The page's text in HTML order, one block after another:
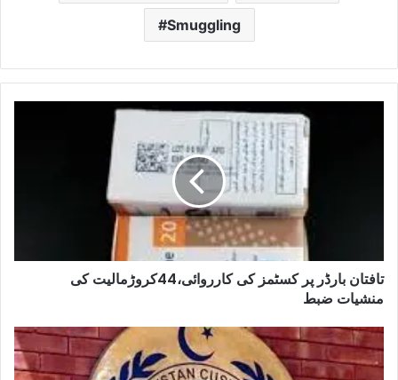
Smuggling
تافتان بارڈر پر کسٹمز کی کارروائی،44کروڑمالیت کی
منشیات ضبط